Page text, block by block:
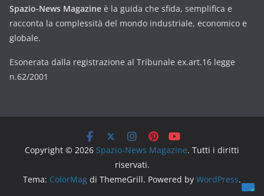
Spazio-News Magazine è la guida che sfida, semplifica e
racconta la complessità del mondo industriale, economico e
globale.
Esonerata dalla registrazione al Tribunale ex.art.16 legge
n.62/2001
Copyright © 2026 Spazio-News Magazine. Tutti i diritti
riservati.
Tema: ColorMag di ThemeGrill. Powered by WordPress.